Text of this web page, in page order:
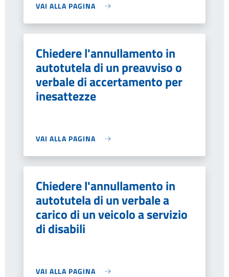
VAI ALLA PAGINA
Chiedere l'annullamento in
autotutela di un preavviso o
verbale di accertamento per
inesattezze
VAI ALLA PAGINA
Chiedere l'annullamento in
autotutela di un verbale a
carico di un veicolo a servizio
di disabili
VAI ALLA PAGINA